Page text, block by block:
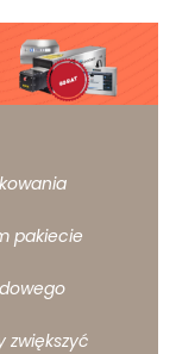
pakiecie
zwiększyć